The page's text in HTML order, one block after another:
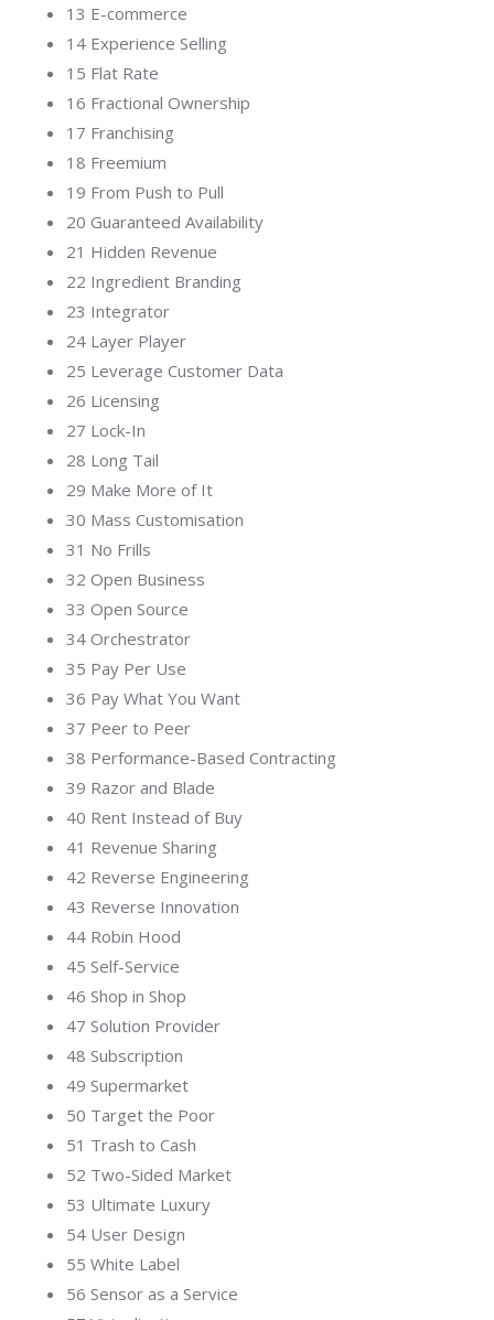
13 E-commerce
14 Experience Selling
15 Flat Rate
16 Fractional Ownership
17 Franchising
18 Freemium
19 From Push to Pull
20 Guaranteed Availability
21 Hidden Revenue
22 Ingredient Branding
23 Integrator
24 Layer Player
25 Leverage Customer Data
26 Licensing
27 Lock-In
28 Long Tail
29 Make More of It
30 Mass Customisation
31 No Frills
32 Open Business
33 Open Source
34 Orchestrator
35 Pay Per Use
36 Pay What You Want
37 Peer to Peer
38 Performance-Based Contracting
39 Razor and Blade
40 Rent Instead of Buy
41 Revenue Sharing
42 Reverse Engineering
43 Reverse Innovation
44 Robin Hood
45 Self-Service
46 Shop in Shop
47 Solution Provider
48 Subscription
49 Supermarket
50 Target the Poor
51 Trash to Cash
52 Two-Sided Market
53 Ultimate Luxury
54 User Design
55 White Label
56 Sensor as a Service